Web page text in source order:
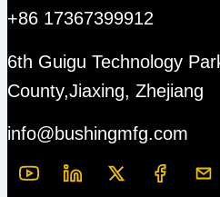
+86 17367399912
6th Guigu Technology
County,Jiaxing, Zhejiang
info@bushingmfg.com